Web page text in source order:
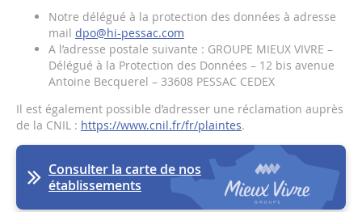
Notre délégué à la protection des données à adresse
mail dpo@hi-pessac.com
A l’adresse postale suivante : GROUPE MIEUX VIVRE –
Délégué à la Protection des Données – 12 bis avenue
Antoine Becquerel – 33608 PESSAC CEDEX
Il est également possible d’adresser une réclamation auprès
de la CNIL : https://www.cnil.fr/fr/plaintes.
Consulter la carte de nos
établissements